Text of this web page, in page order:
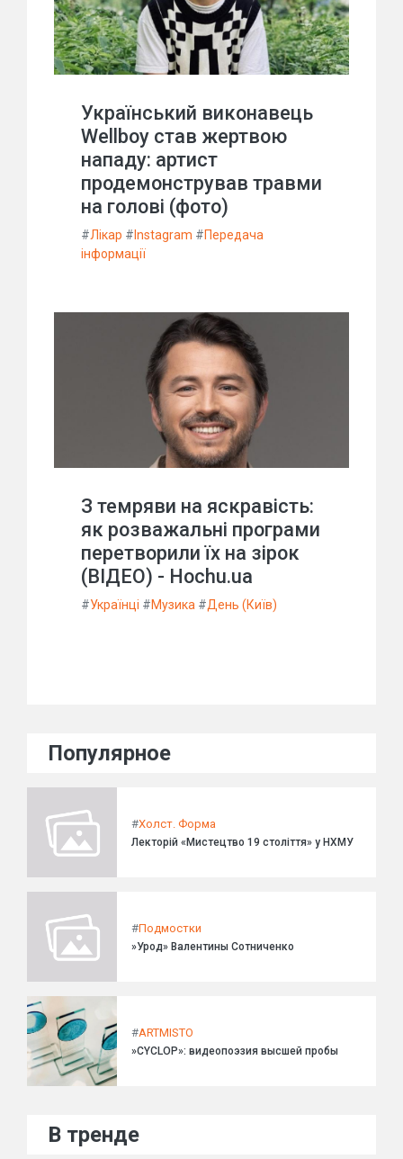
Український виконавець
Wellboy став жертвою
нападу: артист
продемонстрував травми
на голові (фото)
#Лікар # Instagram #Передача
інформації
З темряви на яскравість:
як розважальні програми
перетворили їх на зірок
(ВІДЕО) - Hochu.ua
#Українці #Музика #День (Київ)
Популярное
#Холст. Форма
Лекторій «Мистецтво 19 століття» у НХМУ
#Подмостки
»Урод» Валентины Сотниченко
#ARTMISTO
»CYCLOP»: видеопоэзия высшей пробы
В тренде